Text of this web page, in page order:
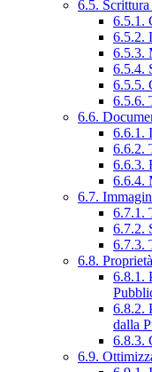
6.5.
6.5.1.
6.5.2.
6.5.3.
6.5.4.
6.5.5.
6.5.6.
6.6.
6.6.1.
6.6.2.
6.6.3.
6.6.4.
6.7.
6.7.1.
6.7.2.
6.7.3.
6.8.
6.8.1.
6.8.2.
dalla
6.8.3.
6.9.